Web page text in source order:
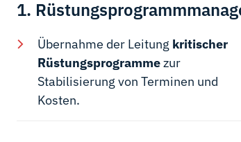
1.
Übernahme der Leitung kritischer
Rüstungsprogrammezur
Stabilisierung von Terminen und
Kosten.